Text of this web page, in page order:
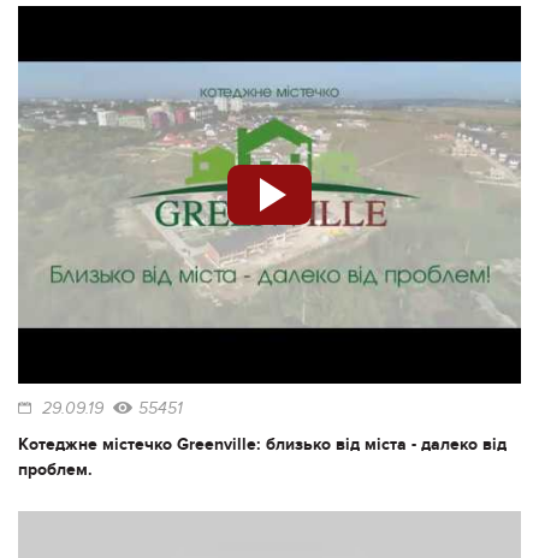
29.09.19 55451
Котеджне містечко Greenville: близько від міста - далеко від
проблем.